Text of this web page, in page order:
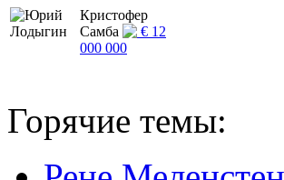
Кристофер
Самба
€ 12
000 000
Горячие темы: